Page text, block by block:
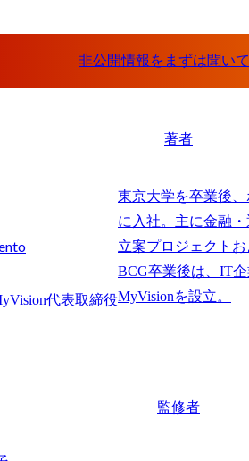
著者
代表取締役
東京大学を卒業後
に入社。主に金融
立案プロジェクト
BCG卒業後は、IT
監修者